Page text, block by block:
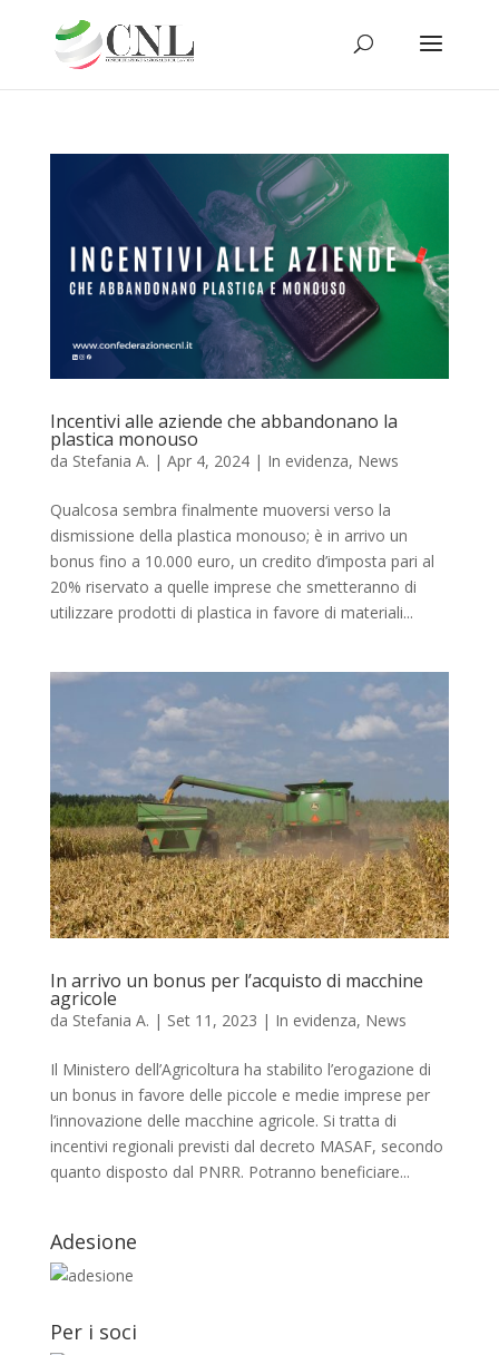
Incentivi alle aziende che abbandonano la
plastica monouso
da Stefania A. | Apr 4, 2024| In evidenza, News
Qualcosa sembra finalmente muoversi verso la
dismissione della plastica monouso; è in arrivo un
bonus fino a 10.000 euro, un credito d’imposta pari al
20% riservato a quelle imprese che smetteranno di
utilizzare prodotti di plastica in favore di materiali...
In arrivo un bonus per l’acquisto di macchine
agricole
da Stefania A. | Set 11, 2023 | In evidenza, News
Il Ministero dell’Agricoltura ha stabilito l’erogazione di
un bonus in favore delle piccole e medie imprese per
l’innovazione delle macchine agricole. Si tratta di
incentivi regionali previsti dal decreto MASAF, secondo
quanto disposto dal PNRR. Potranno beneficiare...
Adesione
Per i soci